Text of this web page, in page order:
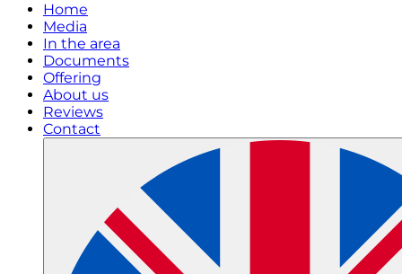
Home
Media
In the area
Documents
Offering
About us
Reviews
Contact